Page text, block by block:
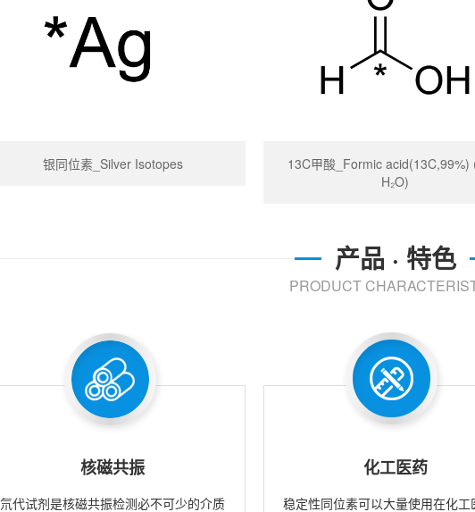
银同位素_Silver Isotopes
13C甲酸_Formic acid(13C,99%)
H₂O)
产品 · 特色
PRODUCT
核磁共振
氘代试剂是核磁共振检测必不可少的介质
化工医药
稳定性同位素可以大量使用在化工